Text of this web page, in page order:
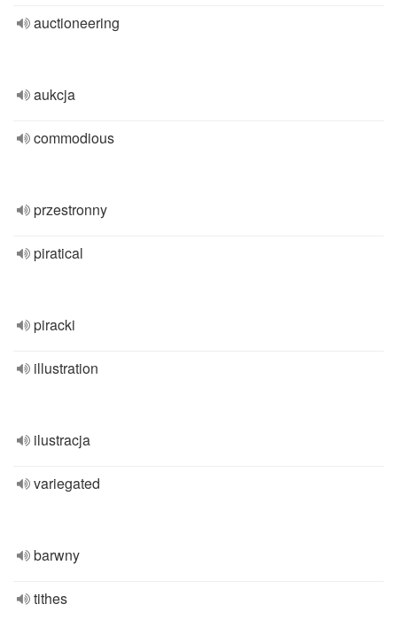
auctioneering
aukcja
commodious
przestronny
piratical
piracki
illustration
ilustracja
variegated
barwny
tithes